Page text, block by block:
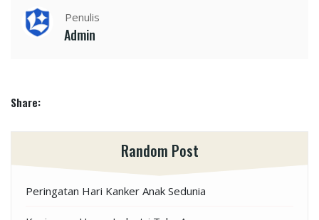
Penulis
Admin
Share:
Random Post
Peringatan Hari Kanker Anak Sedunia